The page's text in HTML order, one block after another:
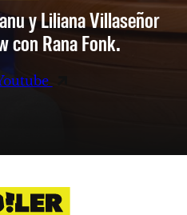
y Liliana Villaseñor
con Rana Fonk.